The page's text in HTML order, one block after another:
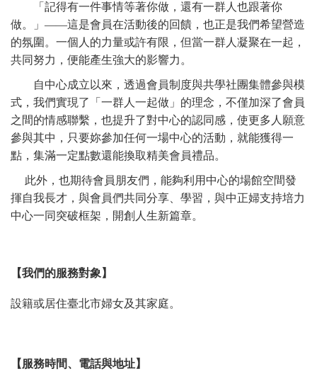
「記得有一件事情等著你做，還有一群人也跟著你
做。」——這是會員在活動後的回饋，也正是我們希望營造
的氛圍。一個人的力量或許有限，但當一群人凝聚在一起，
共同努力，便能產生強大的影響力。
自中心成立以來，透過會員制度與共學社團集體參與模
式，我們實現了「一群人一起做」的理念，不僅加深了會員
之間的情感聯繫，也提升了對中心的認同感，使更多人願意
參與其中，只要妳參加任何一場中心的活動，就能獲得一
點，集滿一定點數還能換取精美會員禮品。
此外，也期待會員朋友們，能夠利用中心的場館空間發
揮自我長才，與會員們共同分享、學習，與中正婦支持培力
中心一同突破框架，開創人生新篇章。
【我們的服務對象】
設籍或居住臺北市婦女及其家庭。
【服務時間、電話與地址】